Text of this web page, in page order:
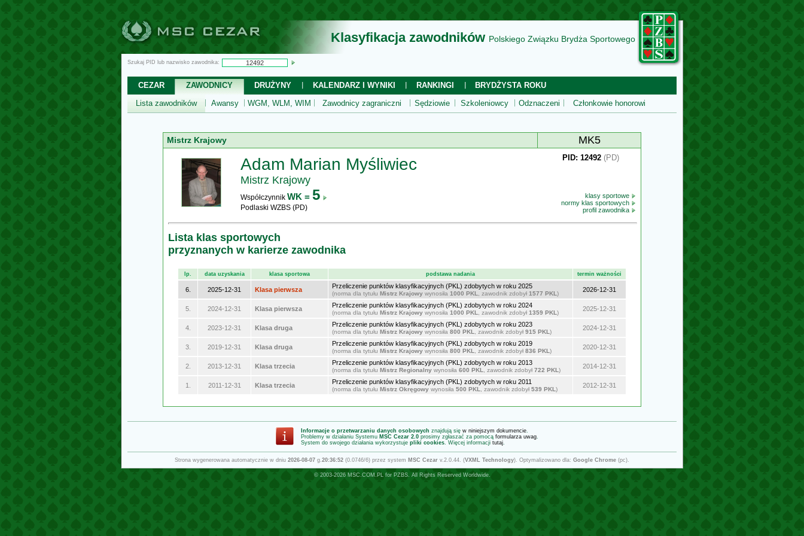
Klasyfikacja zawodników Polskiego Związku Brydża Sportowego
Szukaj PID lub nazwisko zawodnika:
CEZAR ZAWODNICY DRUŻYNY KALENDARZ I WYNIKI RANKINGI
BRYDŻYSTA ROKU
Lista zawodników
Awansy WGM, WLM, WIM Zawodnicy zagraniczni Sędziowie Szkoleniowcy Odznaczeni Członkowie honorowi
Mistrz Krajowy MK5
Adam Marian Myśliwiec
Mistrz Krajowy
Współczynnik WK = 5
Podlaski WZBS (PD)
PID: 12492 (PD)
klasy sportowe
normy klas sportowych
profil zawodnika
Lista klas sportowych
przyznanych w karierze zawodnika
lp. data uzyskania klasa sportowa podstawa nadania termin ważności
6. 2025-12-31 Klasa pierwsza Przeliczenie punktów klasyfikacyjnych (PKL) zdobytych w roku 2025
(norma dla tytułu Mistrz Krajowy wynosiła 1000 PKL , zawodnik zdobył 1577 PKL )
2026-12-31
5. 2024-12-31 Klasa pierwsza Przeliczenie punktów klasyfikacyjnych (PKL) zdobytych w roku 2024
(norma dla tytułu Mistrz Krajowy wynosiła 1000 PKL , zawodnik zdobył 1359 PKL )
2025-12-31
4. 2023-12-31 Klasa druga Przeliczenie punktów klasyfikacyjnych (PKL) zdobytych w roku 2023
(norma dla tytułu Mistrz Krajowy wynosiła 800 PKL , zawodnik zdobył 915 PKL )
2024-12-31
3. 2019-12-31 Klasa druga Przeliczenie punktów klasyfikacyjnych (PKL) zdobytych w roku 2019
(norma dla tytułu Mistrz Krajowy wynosiła 800 PKL , zawodnik zdobył 836 PKL )
2020-12-31
2. 2013-12-31 Klasa trzecia Przeliczenie punktów klasyfikacyjnych (PKL) zdobytych w roku 2013
(norma dla tytułu Mistrz Regionalny wynosiła 600 PKL , zawodnik zdobył 722 PKL )
2014-12-31
1. 2011-12-31 Klasa trzecia Przeliczenie punktów klasyfikacyjnych (PKL) zdobytych w roku 2011
(norma dla tytułu Mistrz Okręgowy wynosiła 500 PKL , zawodnik zdobył 539 PKL )
2012-12-31
Informacje o przetwarzaniu danych osobowych znajdują się w niniejszym dokumencie.
Problemy w działaniu Systemu MSC Cezar 2.0 prosimy zgłaszać za pomocą formularza uwag.
System do swojego działania wykorzystuje pliki cookies. Więcej informacji tutaj.
Strona wygenerowana automatycznie w dniu 2026-08-07 g.20:36:52 (0.0746/6) przez system MSC Cezar v.2.0.44. (VXML Technology). Optymalizowano dla: Google Chrome (pc).
© 2003-2026 MSC.COM.PLfor PZBS. All Rights Reserved Worldwide.